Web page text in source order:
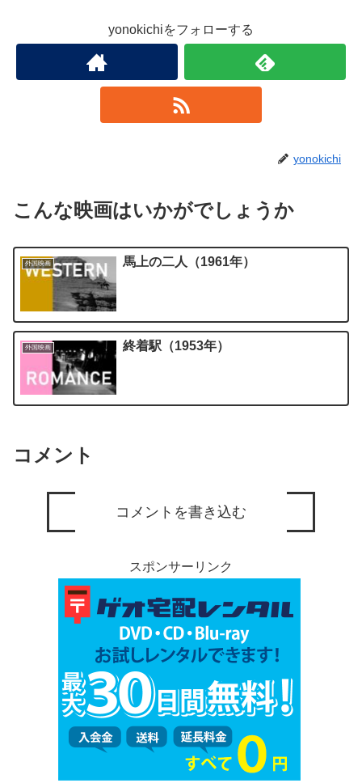
yonokichiをフォローする
yonokichi
こんな映画はいかがでしょうか
外国映画 馬上の二人（1961年）
外国映画 終着駅（1953年）
コメント
コメントを書き込む
スポンサーリンク